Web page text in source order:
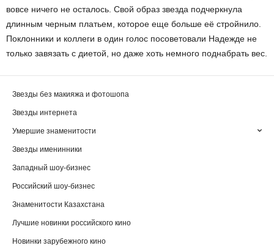
вовсе ничего не осталось. Свой образ звезда подчеркнула
длинным черным платьем, которое еще больше её стройнило.
Поклонники и коллеги в один голос посоветовали Надежде не
только завязать с диетой, но даже хоть немного поднабрать вес.
Звезды без макияжа и фотошопа
Звезды интернета
Умершие знаменитости
Звезды именинники
Западный шоу-бизнес
Российский шоу-бизнес
Знаменитости Казахстана
Лучшие новинки российского кино
Новинки зарубежного кино